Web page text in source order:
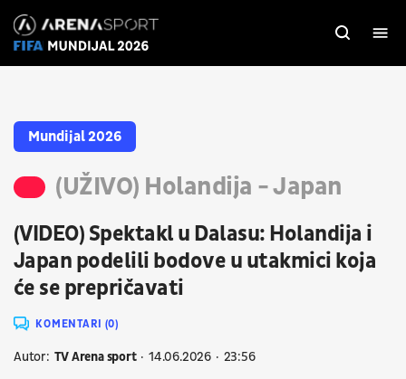
Mundijal 2026
(UŽIVO) Holandija - Japan
(VIDEO) Spektakl u Dalasu: Holandija i
Japan podelili bodove u utakmici koja
će se prepričavati
KOMENTARI (0)
Autor: TV Arena sport 14.06.2026 23:56